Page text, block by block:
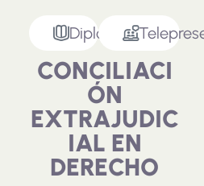
Diplomado
CONCILIACI
ÓN
EXTRAJUDIC
IAL EN
DERECHO